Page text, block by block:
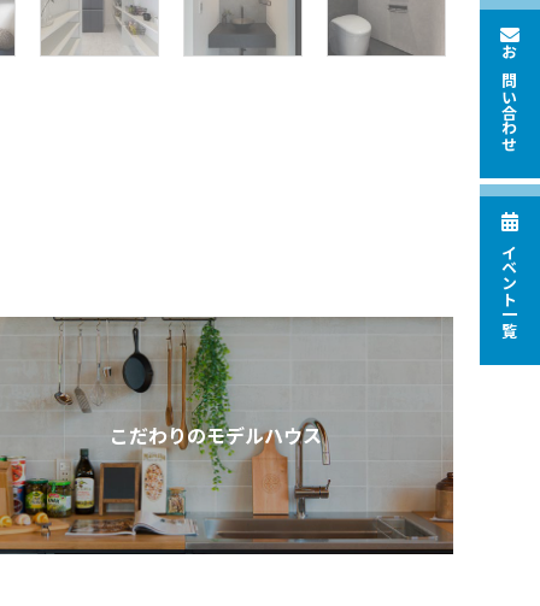
こだわりのモデルハウス
お問い合わせ
イベント一覧